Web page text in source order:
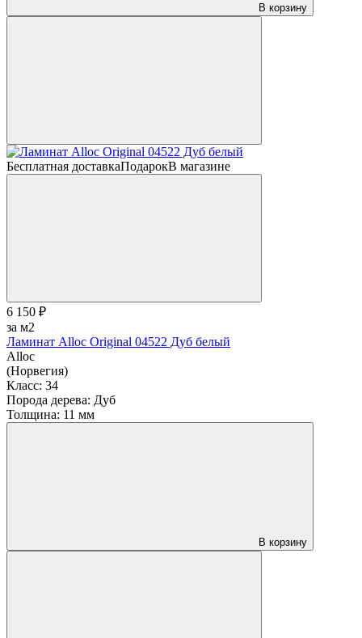
В корзину
Бесплатная доставкаПодарокВ магазине
6 150 ₽
за м2
Ламинат Alloc Original 04522 Дуб белый
Alloc
(Норвегия)
Класс: 34
Порода дерева: Дуб
Толщина: 11 мм
В корзину